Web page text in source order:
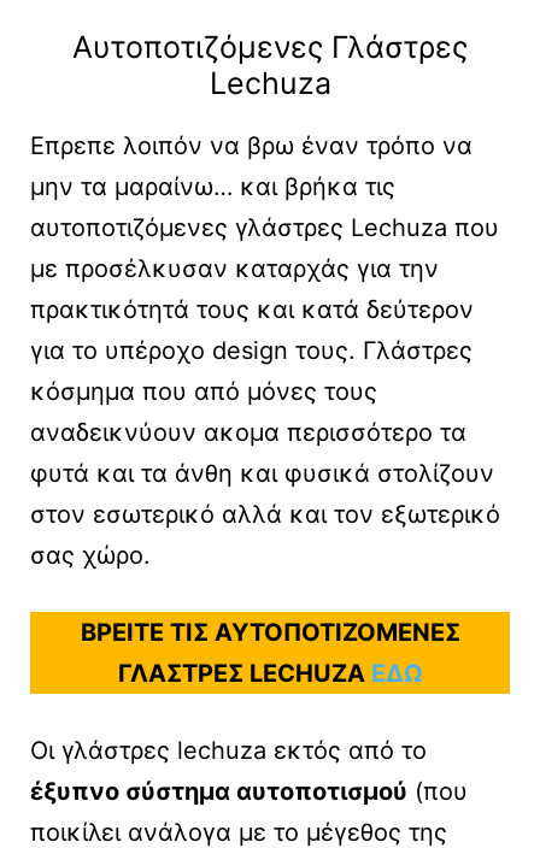
Αυτοποτιζόμενες Γλάστρες
Lechuza
Επρεπε λοιπόν να βρω έναν τρόπο να
μην τα μαραίνω… και βρήκα τις
αυτοποτιζόμενες γλάστρες Lechuza που
με προσέλκυσαν καταρχάς για την
πρακτικότητά τους και κατά δεύτερον
για το υπέροχο design τους. Γλάστρες
κόσμημα που από μόνες τους
αναδεικνύουν ακομα περισσότερο τα
φυτά και τα άνθη και φυσικά στολίζουν
στον εσωτερικό αλλά και τον εξωτερικό
σας χώρο.
ΒΡΕΙΤΕ ΤΙΣ ΑΥΤΟΠΟΤΙΖΟΜΕΝΕΣ
ΓΛΑΣΤΡΕΣ LECHUZA ΕΔΩ
Οι γλάστρες lechuza εκτός από το
έξυπνο σύστημα αυτοποτισμού (που
ποικίλει ανάλογα με το μέγεθος της